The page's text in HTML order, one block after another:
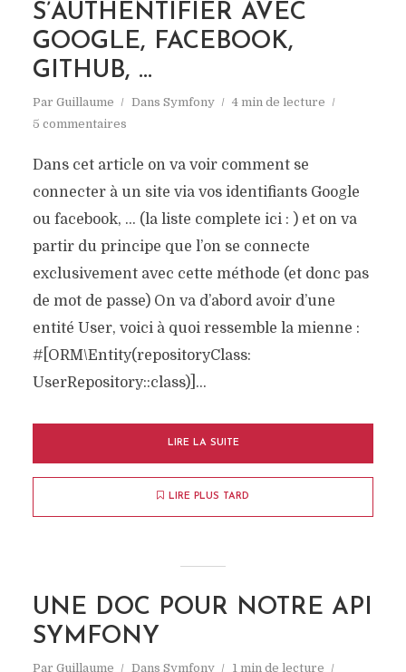
S’AUTHENTIFIER AVEC
GOOGLE, FACEBOOK,
GITHUB, …
Par Guillaume Dans Symfony
4 min de lecture
5 commentaires
Dans cet article on va voir comment se
connecter à un site via vos identifiants Google
ou facebook, … (la liste complete ici : ) et on va
partir du principe que l’on se connecte
exclusivement avec cette méthode (et donc pas
de mot de passe) On va d’abord avoir d’une
entité User, voici à quoi ressemble la mienne :
#[ORM\Entity(repositoryClass:
UserRepository::class)]...
LIRE LA SUITE
LIRE PLUS TARD
UNE DOC POUR NOTRE API
SYMFONY
Par Guillaume Dans Symfony 1 min de lecture